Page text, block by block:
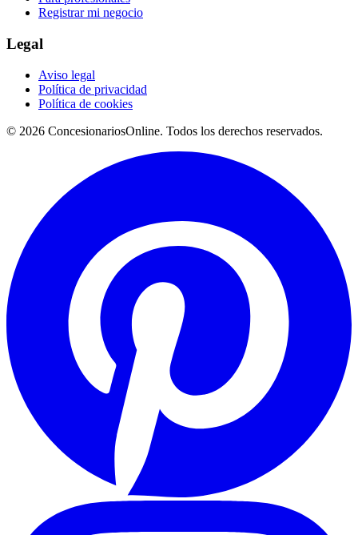
Registrar mi negocio
Legal
Aviso legal
Política de privacidad
Política de cookies
© 2026 ConcesionariosOnline. Todos los derechos reservados.